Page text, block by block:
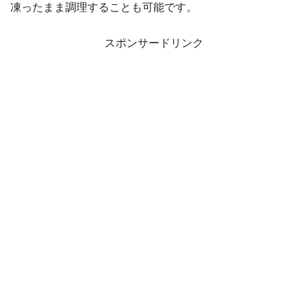
凍ったまま調理することも可能です。
スポンサードリンク